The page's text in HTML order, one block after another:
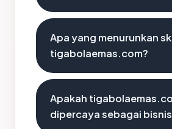
Apa yang menurunkan
tigabolaemas.com?
Apakah
dipercaya sebagai